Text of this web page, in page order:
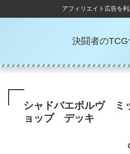
アフィリエイト広告を
決闘者のTCG
シャドバエボルヴ ミ
ョップ デッキ